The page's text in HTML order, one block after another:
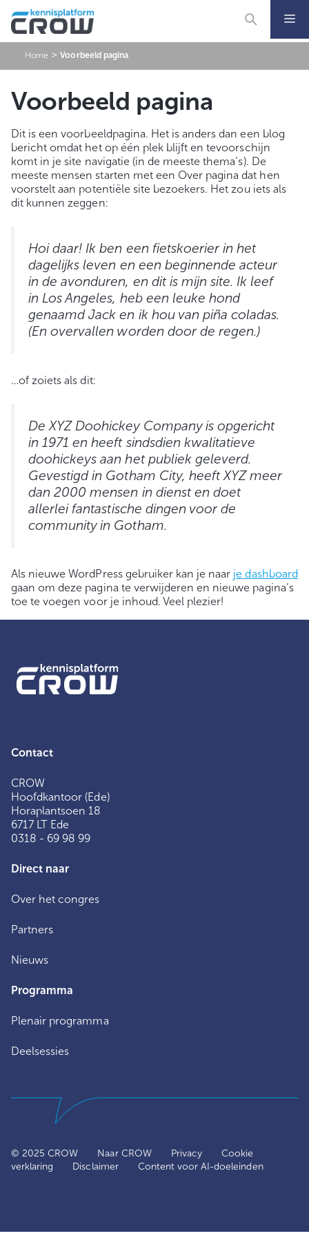
naar
de
Home >Voorbeeld pagina
Voorbeeld pagina
Dit is een voorbeeldpagina. Het is anders dan een blog
bericht omdat het op één plek blijft en tevoorschijn
komt in je site navigatie (in de meeste thema’s). De
meeste mensen starten met een Over pagina dat hen
voorstelt aan potentiële site bezoekers. Het zou iets als
dit kunnen zeggen:
Hoi daar! Ik ben een fietskoerier in het
dagelijks leven en een beginnende acteur
in de avonduren, en dit is mijn site. Ik leef
in Los Angeles, heb een leuke hond
genaamd Jack en ik hou van piña coladas.
(En overvallen worden door de regen.)
…of zoiets als dit:
De XYZ Doohickey Company is opgericht
in 1971 en heeft sindsdien kwalitatieve
doohickeys aan het publiek geleverd.
Gevestigd in Gotham City, heeft XYZ meer
dan 2000 mensen in dienst en doet
allerlei fantastische dingen voor de
community in Gotham.
Als nieuwe WordPress gebruiker kan je naar je dashboard
gaan om deze pagina te verwijderen en nieuwe pagina’s
toe te voegen voor je inhoud. Veel plezier!
Contact
CROW
Hoofdkantoor (Ede)
Horaplantsoen 18
6717 LT Ede
0318 - 69 98 99
Direct naar
Over het congres
Partners
Nieuws
Programma
Plenair programma
Deelsessies
© 2025 CROW Naar CROW Privacy
Cookie
verklaring
Disclaimer Content voor AI-doeleinden